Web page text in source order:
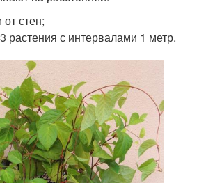
стен;
растения с интервалами 1 метр.